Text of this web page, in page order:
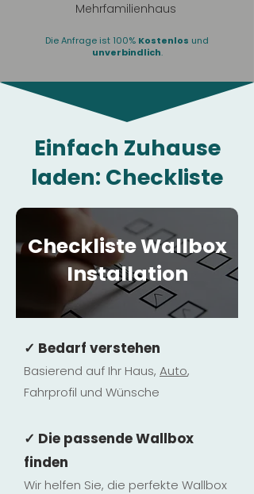
Mehrfamilienhaus
Die Anfrage ist 100% Kostenlos und
unverbindlich.
Einfach Zuhause
laden: Checkliste
Checkliste Wallbox
Installation
✓ Bedarf verstehen
Basierend auf Ihr Haus, Auto,
Fahrprofil und Wünsche
✓ Die passende Wallbox
finden
Wir helfen Sie, die perfekte Wallbox